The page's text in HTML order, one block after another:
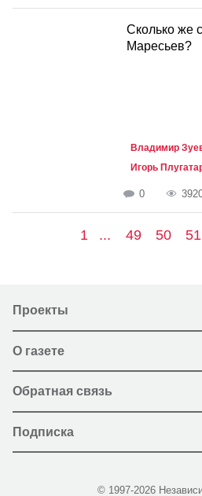
Сколько же
Маресьев?
Владимир
Игорь
0
1 ... 49 50 51
Проекты
О газете
Обратная связь
Подписка
© 1997-2026